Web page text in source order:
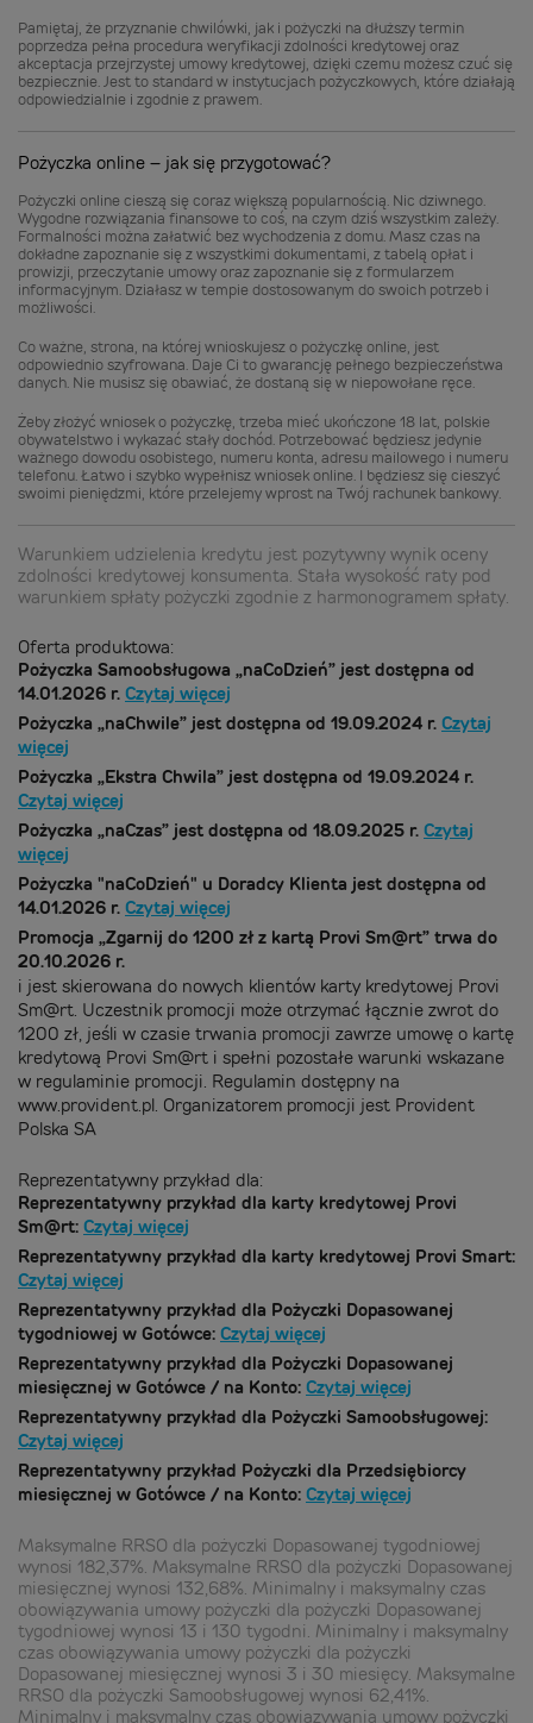
Pamiętaj, że przyznanie chwilówki, jak i pożyczki na dłuższy termin
poprzedza pełna procedura weryfikacji zdolności kredytowej oraz
akceptacja przejrzystej umowy kredytowej, dzięki czemu możesz czuć się
bezpiecznie. Jest to standard w instytucjach pożyczkowych, które działają
odpowiedzialnie i zgodnie z prawem.
Pożyczka online – jak się przygotować?
Pożyczki online cieszą się coraz większą popularnością. Nic dziwnego.
Wygodne rozwiązania finansowe to coś, na czym dziś wszystkim zależy.
Formalności można załatwić bez wychodzenia z domu. Masz czas na
dokładne zapoznanie się z wszystkimi dokumentami, z tabelą opłat i
prowizji, przeczytanie umowy oraz zapoznanie się z formularzem
informacyjnym. Działasz w tempie dostosowanym do swoich potrzeb i
możliwości.
Co ważne, strona, na której wnioskujesz o pożyczkę online, jest
odpowiednio szyfrowana. Daje Ci to gwarancję pełnego bezpieczeństwa
danych. Nie musisz się obawiać, że dostaną się w niepowołane ręce.
Żeby złożyć wniosek o pożyczkę, trzeba mieć ukończone 18 lat, polskie
obywatelstwo i wykazać stały dochód. Potrzebować będziesz jedynie
ważnego dowodu osobistego, numeru konta, adresu mailowego i numeru
telefonu. Łatwo i szybko wypełnisz wniosek online. I będziesz się cieszyć
swoimi pieniędzmi, które przelejemy wprost na Twój rachunek bankowy.
Warunkiem udzielenia kredytu jest pozytywny wynik oceny
zdolności kredytowej konsumenta. Stała wysokość raty pod
warunkiem spłaty pożyczki zgodnie z harmonogramem spłaty.
Oferta produktowa:
Pożyczka Samoobsługowa „naCoDzień” jest dostępna od
14.01.2026 r. Czytaj więcej
Pożyczka „naChwile” jest dostępna od 19.09.2024 r. Czytaj
więcej
Pożyczka „Ekstra Chwila” jest dostępna od 19.09.2024 r.
Czytaj więcej
Pożyczka „naCzas” jest dostępna od 18.09.2025 r. Czytaj
więcej
Pożyczka "naCoDzień" u Doradcy Klienta jest dostępna od
14.01.2026 r. Czytaj więcej
Promocja „Zgarnij do 1200 zł z kartą Provi Sm@rt” trwa do
20.10.2026 r.
i jest skierowana do nowych klientów karty kredytowej Provi
Sm@rt. Uczestnik promocji może otrzymać łącznie zwrot do
1200 zł, jeśli w czasie trwania promocji zawrze umowę o kartę
kredytową Provi Sm@rt i spełni pozostałe warunki wskazane
w regulaminie promocji. Regulamin dostępny na
www.provident.pl. Organizatorem promocji jest Provident
Polska SA
Reprezentatywny przykład dla:
Reprezentatywny przykład dla karty kredytowej Provi
Sm@rt: Czytaj więcej
Reprezentatywny przykład dla karty kredytowej Provi Smart:
Czytaj więcej
Reprezentatywny przykład dla Pożyczki Dopasowanej
tygodniowej w Gotówce: Czytaj więcej
Reprezentatywny przykład dla Pożyczki Dopasowanej
miesięcznej w Gotówce / na Konto: Czytaj więcej
Reprezentatywny przykład dla Pożyczki Samoobsługowej:
Czytaj więcej
Reprezentatywny przykład Pożyczki dla Przedsiębiorcy
miesięcznej w Gotówce / na Konto: Czytaj więcej
Maksymalne RRSO dla pożyczki Dopasowanej tygodniowej
wynosi 182,37%. Maksymalne RRSO dla pożyczki Dopasowanej
miesięcznej wynosi 132,68%. Minimalny i maksymalny czas
obowiązywania umowy pożyczki dla pożyczki Dopasowanej
tygodniowej wynosi 13 i 130 tygodni. Minimalny i maksymalny
czas obowiązywania umowy pożyczki dla pożyczki
Dopasowanej miesięcznej wynosi 3 i 30 miesięcy. Maksymalne
RRSO dla pożyczki Samoobsługowej wynosi 62,41%.
Minimalny i maksymalny czas obowiązywania umowy pożyczki